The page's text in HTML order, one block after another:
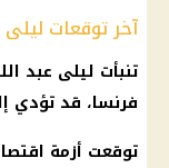
آخر توقعات
تنبأت ليلى عبد
فرنسا، قد تؤدي
توقعت أزمة